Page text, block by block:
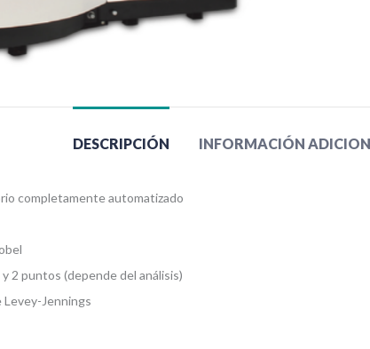
DESCRIPCIÓN INFORMACIÓN
completamente automatizado
2 puntos (depende del análisis)
Jennings